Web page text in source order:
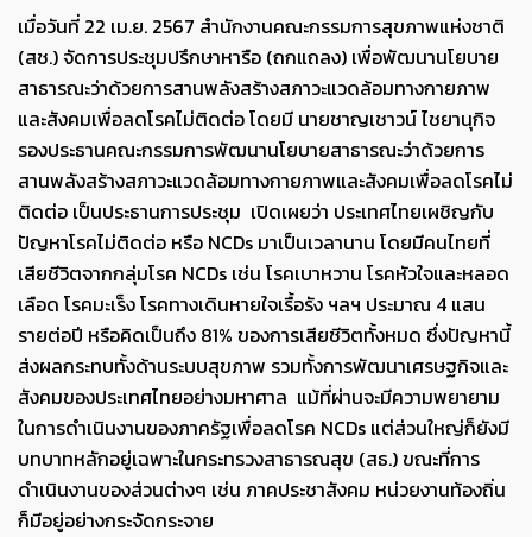
เมื่อวันที่ 22 เม.ย. 2567 สำนักงานคณะกรรมการสุขภาพแห่งชาติ
(สช.) จัดการประชุมปรึกษาหารือ (ถกแถลง) เพื่อพัฒนานโยบาย
สาธารณะว่าด้วยการสานพลังสร้างสภาวะแวดล้อมทางกายภาพ
และสังคมเพื่อลดโรคไม่ติดต่อ โดยมี นายชาญเชาวน์ ไชยานุกิจ
รองประธานคณะกรรมการพัฒนานโยบายสาธารณะว่าด้วยการ
สานพลังสร้างสภาวะแวดล้อมทางกายภาพและสังคมเพื่อลดโรคไม่
ติดต่อ เป็นประธานการประชุม เปิดเผยว่า ประเทศไทยเผชิญกับ
ปัญหาโรคไม่ติดต่อ หรือ NCDs มาเป็นเวลานาน โดยมีคนไทยที่
เสียชีวิตจากกลุ่มโรค NCDs เช่น โรคเบาหวาน โรคหัวใจและหลอด
เลือด โรคมะเร็ง โรคทางเดินหายใจเรื้อรัง ฯลฯ ประมาณ 4 แสน
รายต่อปี หรือคิดเป็นถึง 81% ของการเสียชีวิตทั้งหมด ซึ่งปัญหานี้
ส่งผลกระทบทั้งด้านระบบสุขภาพ รวมทั้งการพัฒนาเศรษฐกิจและ
สังคมของประเทศไทยอย่างมหาศาล แม้ที่ผ่านจะมีความพยายาม
ในการดำเนินงานของภาครัฐเพื่อลดโรค NCDs แต่ส่วนใหญ่ก็ยังมี
บทบาทหลักอยู่เฉพาะในกระทรวงสาธารณสุข (สธ.) ขณะที่การ
ดำเนินงานของส่วนต่างๆ เช่น ภาคประชาสังคม หน่วยงานท้องถิ่น
ก็มีอยู่อย่างกระจัดกระจาย